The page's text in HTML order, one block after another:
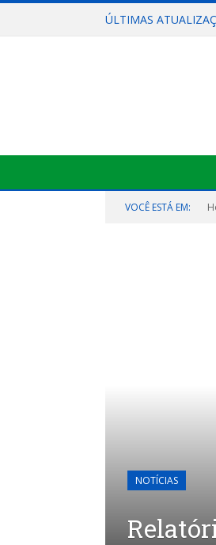
ÚLTIMAS
VOCÊ ESTÁ EM:
NOTÍCIAS